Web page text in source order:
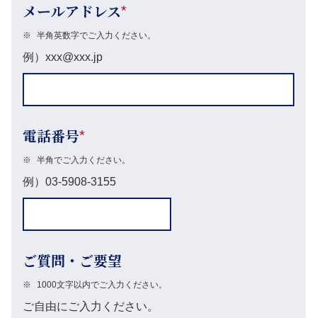
メールアドレス*
※ 半角英数字でご入力ください。
例）xxx@xxx.jp
電話番号*
※ 半角でご入力ください。
例）03-5908-3155
ご質問・ご要望
※ 1000文字以内でご入力ください。
ご自由にご入力ください。